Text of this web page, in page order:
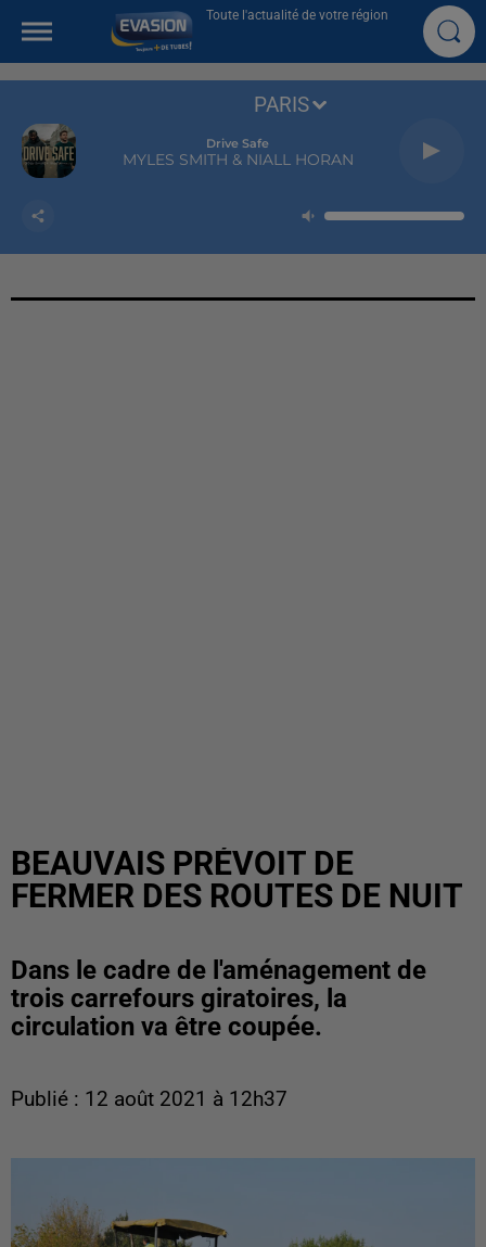
Toute l'actualité de votre région
Drive Safe
MYLES SMITH & NIALL HORAN
PARIS
BEAUVAIS PRÉVOIT DE
FERMER DES ROUTES DE NUIT
Dans le cadre de l'aménagement de
trois carrefours giratoires, la
circulation va être coupée.
Publié : 12 août 2021 à 12h37